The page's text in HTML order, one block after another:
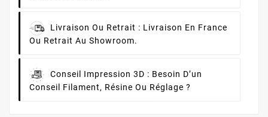
Livraison Ou Retrait : Livraison En France
Ou Retrait Au Showroom.
Conseil Impression 3D : Besoin D’un
Conseil Filament, Résine Ou Réglage ?